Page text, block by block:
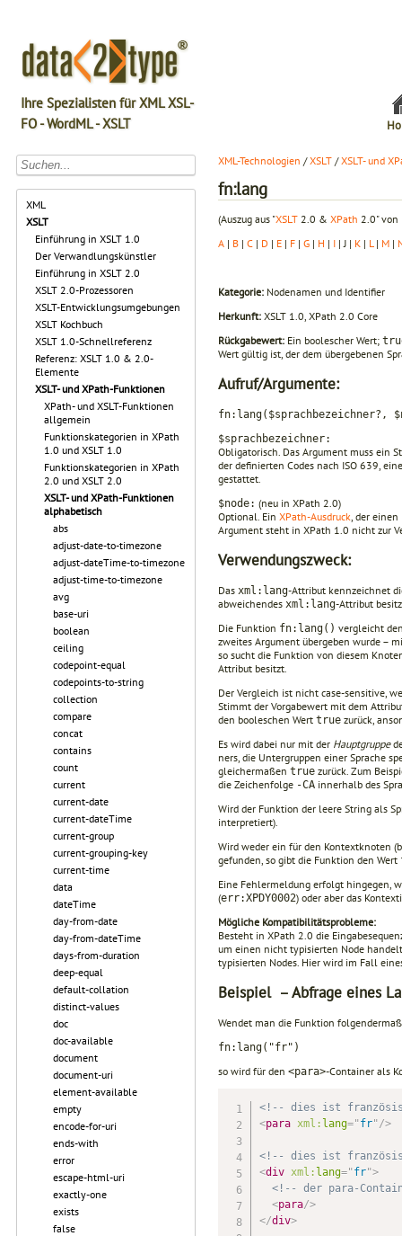
Ihre Spezialisten für XML XSL-
FO - WordML - XSLT
XML
XSLT
Einführung in XSLT 1.0
Der Verwandlungskünstler
Einführung in XSLT 2.0
XSLT 2.0-Prozessoren
XSLT-Entwicklungsumgebungen
XSLT Kochbuch
XSLT 1.0-Schnellreferenz
Referenz: XSLT 1.0 & 2.0-
Elemente
XSLT- und XPath-Funktionen
XPath- und XSLT-Funktionen
allgemein
Funktionskategorien in XPath
1.0 und XSLT 1.0
Funktionskategorien in XPath
2.0 und XSLT 2.0
XSLT- und XPath-Funktionen
alphabetisch
abs
adjust-date-to-timezone
adjust-dateTime-to-timezone
adjust-time-to-timezone
avg
base-uri
boolean
ceiling
codepoint-equal
codepoints-to-string
collection
compare
concat
contains
count
current
current-date
current-dateTime
current-group
current-grouping-key
current-time
data
dateTime
day-from-date
day-from-dateTime
days-from-duration
deep-equal
default-collation
distinct-values
doc
doc-available
document
document-uri
element-available
empty
encode-for-uri
ends-with
error
escape-html-uri
exactly-one
exists
false
XML-Technologien /XSLT /XSLT- und
fn:lang
(Auszug aus "XSLT 2.0 & XPath 2.0" von
A | B | C | D | E | F | G | H | I | J | K | L | M |
Kategorie: Nodenamen und Identifier
Herkunft: XSLT 1.0, XPath 2.0 Core
Rückgabewert: Ein boolescher Wert;
Wert gültig ist, der dem übergebenen
Aufruf/Argumente:
fn:lang($sprachbezeichner?,
$sprachbezeichner:
Obligatorisch. Das Argument muss ein
der definierten Codes nach ISO 639,
gestattet.
$node: (neu in XPath 2.0)
Optional. Ein XPath-Ausdruck , der
Argument steht in XPath 1.0 nicht zur
Verwendungszweck:
Das xml:lang-Attribut kennzeichnet
abweichendes xml:lang-Attribut
Die Funktion fn:lang() vergleicht
zweites Argu­ment übergeben wurde –
so sucht die Funktion von diesem
Attribut besitzt.
Der Vergleich ist nicht case-sensitive,
Stimmt der Vorgabe­wert mit dem
den booleschen Wert true zurück,
Es wird dabei nur mit der Hauptgruppe
ners, die Untergruppen einer Sprache
gleicherma­ßen true zurück. Zum
die Zeichen­folge -CA innerhalb des
Wird der Funktion der leere String als
interpretiert).
Wird weder ein für den Kontextknoten
gefunden, so gibt die Funktion den Wert
Eine Fehlermeldung erfolgt hingegen,
(err:XPDY0002) oder aber das
Mögliche Kompatibilitätsprobleme:
Besteht in XPath 2.0 die
um einen nicht typisierten Node
typisierten Nodes. Hier wird im Fall
Beispiel – Abfrage eines
Wendet man die Funktion
fn:lang("fr")
so wird für den <para>-Container als
<!-- dies ist
<para xml: lang="fr"/>
<!-- dies ist
<div xml: lang="fr">
<!-- der para-
<para/>
</div>